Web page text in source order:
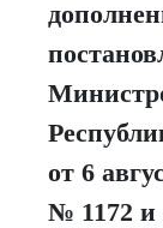
от 6
№ 1172 и